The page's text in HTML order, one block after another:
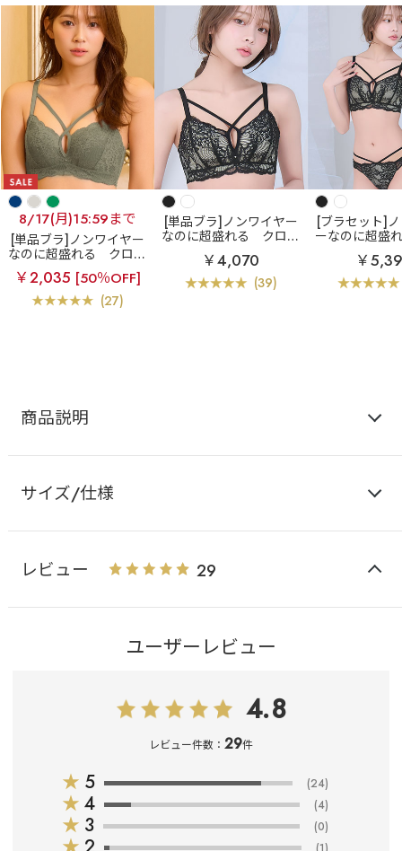
8/17(月)15:59まで
[単品ブラ]ノンワイヤー
なのに超盛れる
クロス
コードレース ノンワイヤ
ー 超盛ブラ(R) 単品ブラ
ジャー
￥2,035 [50％OFF]
(27)
[単品ブラ]ノンワイヤー
なのに超盛れる
クロス
コードレース ノンワイヤ
ー 超盛ブラ(R) 単品ブラ
ジャー
￥4,070
(39)
[ブラセット]
ーなのに超盛
スコードレー
ヤー 超盛ブラ
ャー&シ
￥
商品説明
サイズ/仕様
レビュー 29
ユーザーレビュー
4.8
レビュー件数： 29件
★ 5 (24)
★ 4 (4)
★ 3 (0)